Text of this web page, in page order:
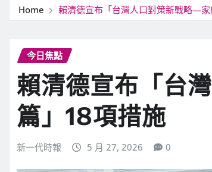
Home 賴清德宣布「台灣人口對策新戰略—
今日焦點
賴清德宣布「台
篇」18項措施
新一代時報 5 月 27, 2026 0